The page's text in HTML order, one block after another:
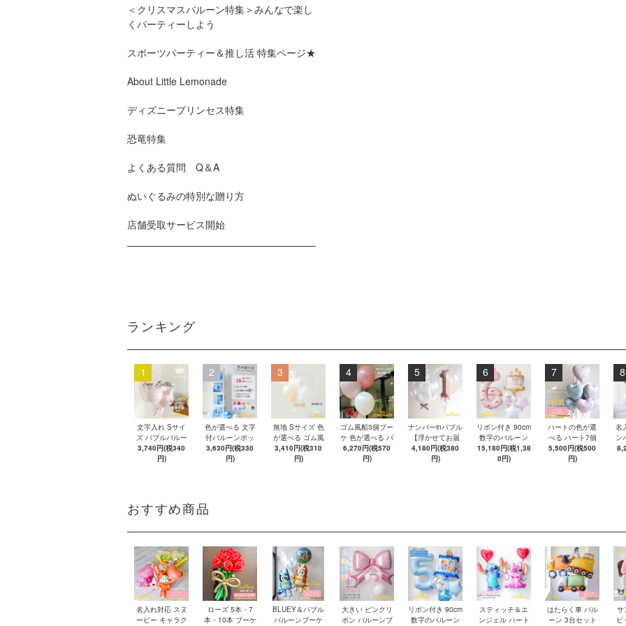
＜クリスマスバルーン特集＞みんなで楽し
くパーティーしよう
スポーツパーティー＆推し活 特集ページ★
About Little Lemonade
ディズニープリンセス特集
恐竜特集
よくある質問 Q＆A
ぬいぐるみの特別な贈り方
店舗受取サービス開始
ランキング
1
文字入れ Sサイ
ズ バブルバルー
ン 【浮かせてお
届け】 バルーン
3,740円(税340
円)
2
色が選べる 文字
付バルーンボッ
クス 【ゴム風船
&文字パーツ付
ベット文字パー
3,630円(税330
円)
3
無地 Sサイズ 色
が選べる ゴム風
船 リボン付き バ
ブルバルーン
3,410円(税310
円)
4
ゴム風船3個ブー
ケ 色が選べる バ
ブルバルーン
【浮かせてお届
6,270円(税570
円)
5
ナンバーinバブル
【浮かせてお届
け】 単品 数字
4,180円(税380
円)
6
リボン付き 90cm
数字のバルーン
＆ 名入れ バース
デーケーキ ☆ピ
ーバルーン
15,180円(税1,38
0円)
7
ハートの色が選
べる ハート7個
のバルーンブー
ケ【浮かせてお
5,500円(税500
円)
8
名
ン
ボ
おすすめ商品
名入れ対応 スヌ
ーピー キャラク
ローズ 5本・7
本・10本 ブーケ
BLUEY＆バブル
バルーンブーケ
大きい ピンクリ
ボン バルーンブ
リボン付き 90cm
数字のバルーン
スティッチ＆エ
ンジェル ハート
はたらく車 バル
ーン 3台セット
サ
ビ